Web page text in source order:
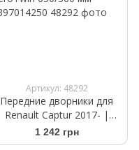
Артикул: 48292
Передние дворники для
Renault Captur 2017- |
Щетки стеклоочистителя
бескаркасные Bosch
1 242 грн